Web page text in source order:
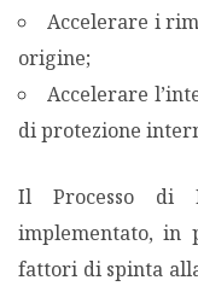
Accelerare i
origine;
Accelerare
di protezione
Il Processo di
implementato, in
fattori di spinta